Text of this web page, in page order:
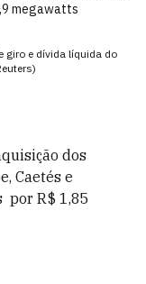
megawatts
giro e dívida líquida do
dos
Caetés e
por R$ 1,85